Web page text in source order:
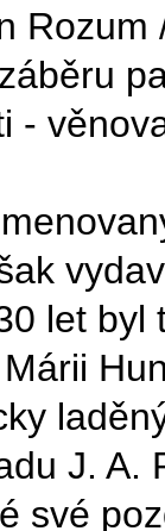
-
let byl
J. A.
své